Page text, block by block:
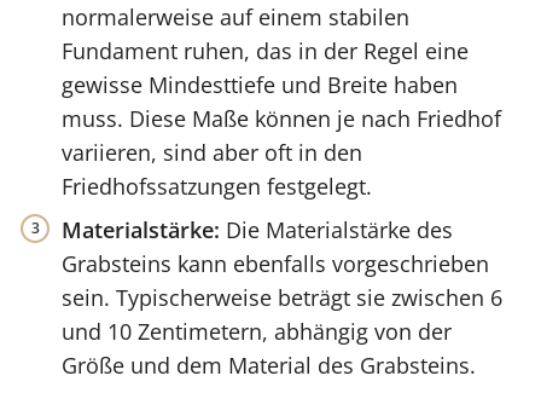
normalerweise auf einem stabilen
Fundament ruhen, das in der Regel eine
gewisse Mindesttiefe und Breite haben
muss. Diese Maße können je nach Friedhof
variieren, sind aber oft in den
Friedhofssatzungen festgelegt.
Materialstärke: Die Materialstärke des
Grabsteins kann ebenfalls vorgeschrieben
sein. Typischerweise beträgt sie zwischen 6
und 10 Zentimetern, abhängig von der
Größe und dem Material des Grabsteins.